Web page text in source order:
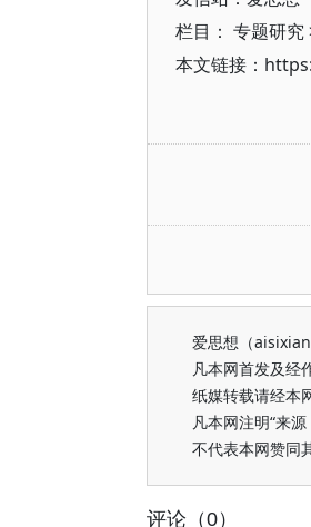
栏目： 专题研究
本文链接：
爱思想（
凡本网首发及经
纸媒转载请经本
凡本网注明“来
不代表本网赞同
评论（0）